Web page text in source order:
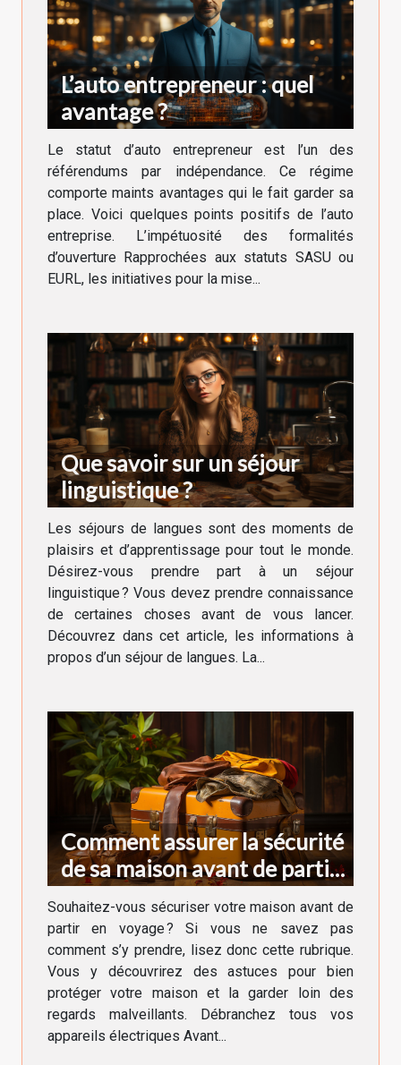
L’auto entrepreneur : quel
avantage ?
Le statut d’auto entrepreneur est l’un des
référendums par indépendance. Ce régime
comporte maints avantages qui le fait garder sa
place. Voici quelques points positifs de l’auto
entreprise. L’impétuosité des formalités
d’ouverture Rapprochées aux statuts SASU ou
EURL, les initiatives pour la mise...
Que savoir sur un séjour
linguistique ?
Les séjours de langues sont des moments de
plaisirs et d’apprentissage pour tout le monde.
Désirez-vous prendre part à un séjour
linguistique ? Vous devez prendre connaissance
de certaines choses avant de vous lancer.
Découvrez dans cet article, les informations à
propos d’un séjour de langues. La...
Comment assurer la sécurité
de sa maison avant de partir
en voyage ?
Souhaitez-vous sécuriser votre maison avant de
partir en voyage ? Si vous ne savez pas
comment s’y prendre, lisez donc cette rubrique.
Vous y découvrirez des astuces pour bien
protéger votre maison et la garder loin des
regards malveillants. Débranchez tous vos
appareils électriques Avant...